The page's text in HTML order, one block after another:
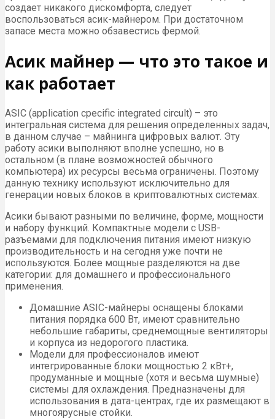
создает никакого дискомфорта, следует
воспользоваться асик-майнером. При достаточном
запасе места можно обзавестись фермой.
Асик майнер — что это такое и
как работает
ASIC (application cpecific integrated circult) – это
интегральная система для решения определенных задач,
в данном случае – майнинга цифровых валют. Эту
работу асики выполняют вполне успешно, но в
остальном (в плане возможностей обычного
компьютера) их ресурсы весьма ограничены. Поэтому
данную технику используют исключительно для
генерации новых блоков в криптовалютных системах.
Асики бывают разными по величине, форме, мощности
и набору функций. Компактные модели с USB-
разъемами для подключения питания имеют низкую
производительность и на сегодня уже почти не
используются. Более мощные разделяются на две
категории: для домашнего и профессионального
применения.
Домашние ASIC-майнеры оснащены блоками
питания порядка 600 Вт, имеют сравнительно
небольшие габариты, среднемощные вентиляторы
и корпуса из недорогого пластика.
Модели для профессионалов имеют
интегрированные блоки мощностью 2 кВт+,
продуманные и мощные (хотя и весьма шумные)
системы для охлаждения. Предназначены для
использования в дата-центрах, где их размещают в
многоярусные стойки.